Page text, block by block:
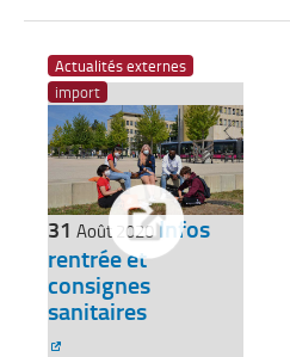
Actualités externes
import
31 Août 2020Infos
rentrée et
consignes
sanitaires